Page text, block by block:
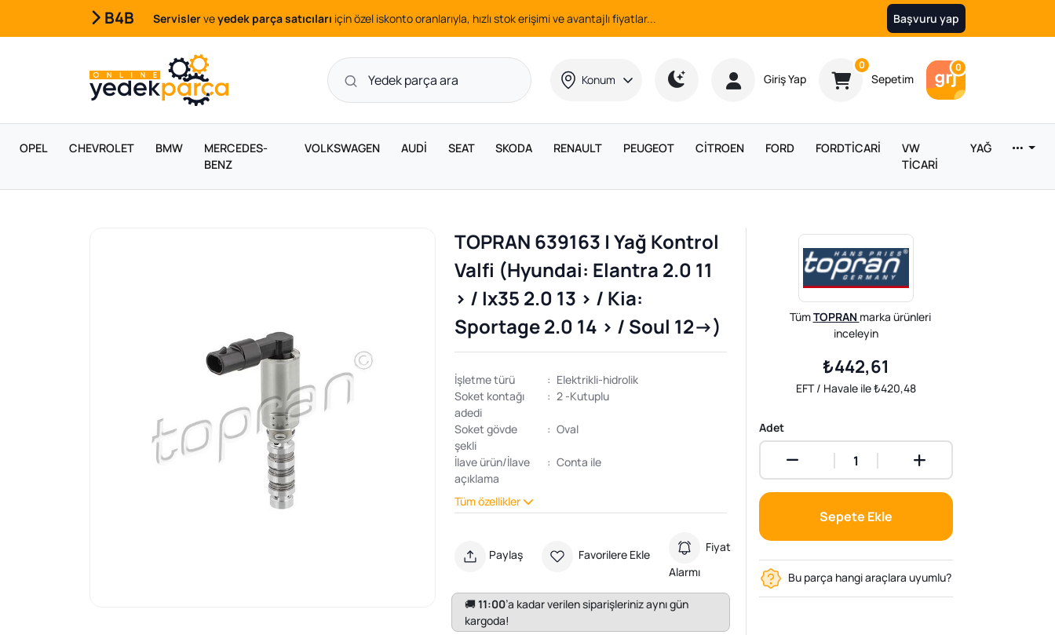
B4B Servislerveyedek parça satıcıları için özel iskonto oranlarıyla, hızlı stok erişimi ve avantajlı fiyatlar... Başvuru yap
Konum Giriş Yap
0Ürün sayısı
Sepetim
0Araç sayısı
OPEL CHEVROLET BMW
MERCEDES-
BENZ
VOLKSWAGEN AUDİ SEAT SKODA RENAULT PEUGEOT CİTROEN FORD FORDTİCARİ
VW
TİCARİ
YAĞ
TOPRAN 639163 | Yağ Kontrol
Valfi (Hyundai: Elantra 2.0 11
> / Ix35 2.0 13 > / Kia:
Sportage 2.0 14 > / Soul 12->)
İşletme türü : Elektrikli-hidrolik
Soket kontağı
adedi
: 2 -Kutuplu
Soket gövde
şekli
: Oval
İlave ürün/İlave
açıklama
: Conta ile
Tüm özellikler
Paylaş Favorilere Ekle
Fiyat
Alarmı
🚚11:00’a kadar verilen siparişleriniz aynı gün
kargoda!
TümTOPRAN marka ürünleri
inceleyin
₺442,61
EFT / Havale ile ₺420,48
Adet
Sepete Ekle
Bu parça hangi araçlara uyumlu?